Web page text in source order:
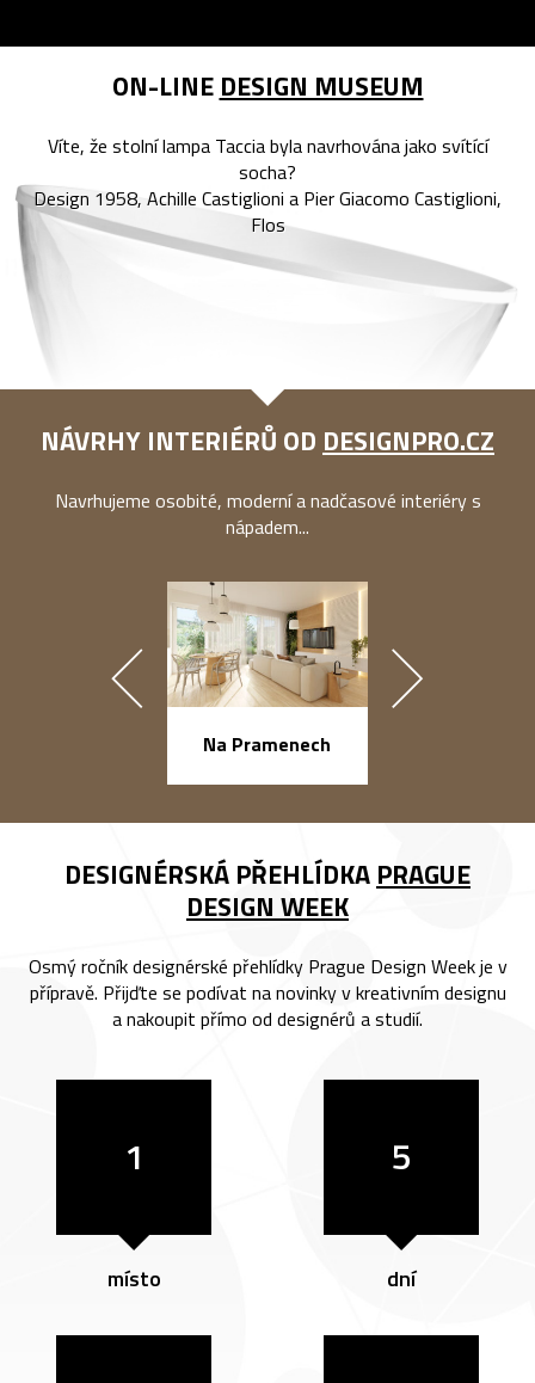
ON-LINE DESIGN MUSEUM
Víte, že stolní lampa Taccia byla navrhována jako svítící
socha?
Design 1958, Achille Castiglioni a Pier Giacomo Castiglioni,
Flos
NÁVRHY INTERIÉRŮ OD DESIGNPRO.CZ
Navrhujeme osobité, moderní a nadčasové interiéry s
nápadem...
Na Pramenech
DESIGNÉRSKÁ PŘEHLÍDKA PRAGUE
DESIGN WEEK
Osmý ročník designérské přehlídky Prague Design Week je v
přípravě. Přijďte se podívat na novinky v kreativním designu
a nakoupit přímo od designérů a studií.
1
místo
5
dní